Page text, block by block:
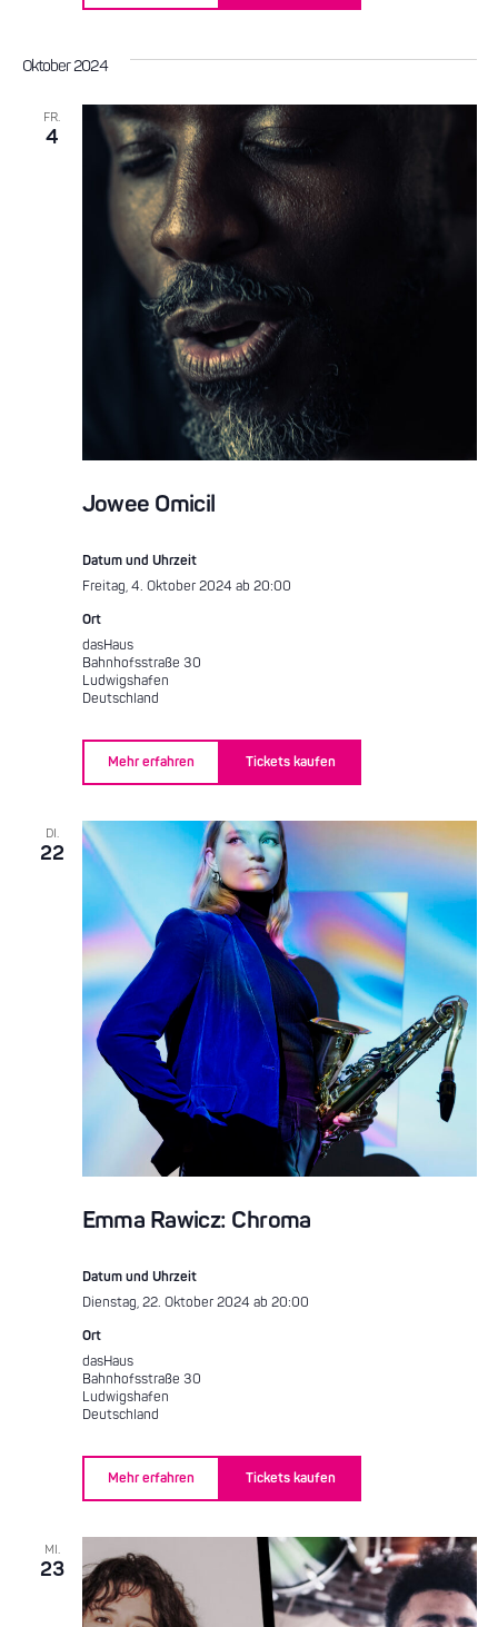
Oktober 2024
FR.
4
Jowee Omicil
Datum und Uhrzeit
Freitag, 4. Oktober 2024 ab 20:00
Ort
dasHaus
Bahnhofsstraße 30
Ludwigshafen
Deutschland
Mehr erfahren Tickets kaufen
DI.
22
Emma Rawicz: Chroma
Datum und Uhrzeit
Dienstag, 22. Oktober 2024 ab 20:00
Ort
dasHaus
Bahnhofsstraße 30
Ludwigshafen
Deutschland
Mehr erfahren Tickets kaufen
MI.
23